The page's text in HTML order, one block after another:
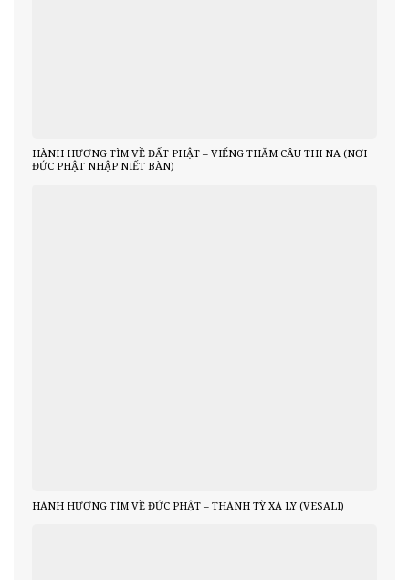
HÀNH HƯƠNG TÌM VỀ ĐẤT PHẬT – VIẾNG THĂM CÂU THI NA (NƠI
ĐỨC PHẬT NHẬP NIẾT BÀN)
HÀNH HƯƠNG TÌM VỀ ĐỨC PHẬT – THÀNH TỲ XÁ LY (VESALI)